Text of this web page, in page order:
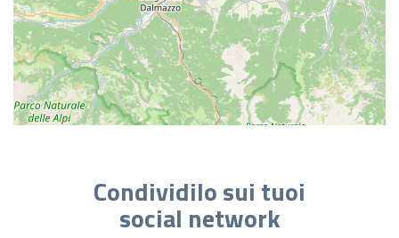
Condividilo sui tuoi
social network